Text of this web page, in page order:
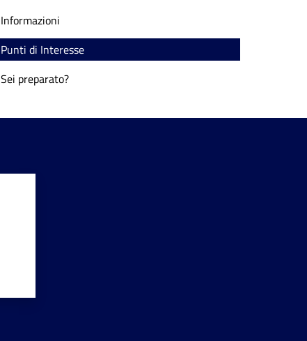
Informazioni
Punti di Interesse
Sei preparato?